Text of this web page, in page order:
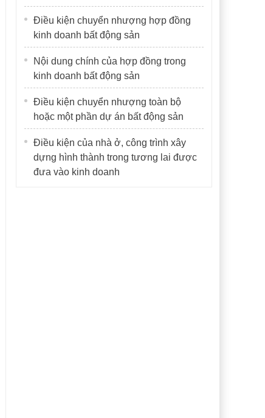
Điều kiện chuyển nhượng hợp đồng
kinh doanh bất động sản
Nội dung chính của hợp đồng trong
kinh doanh bất động sản
Điều kiện chuyển nhượng toàn bộ
hoặc một phần dự án bất động sản
Điều kiện của nhà ở, công trình xây
dựng hình thành trong tương lai được
đưa vào kinh doanh